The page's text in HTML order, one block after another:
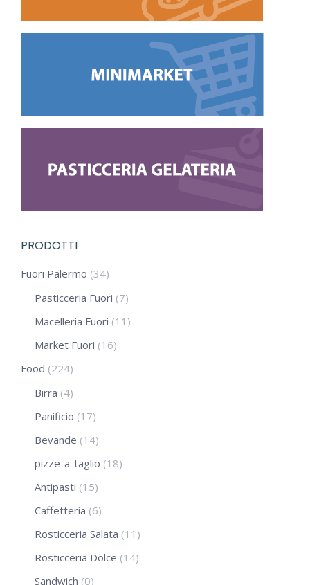
PRODOTTI
Fuori Palermo (34)
Pasticceria Fuori (7)
Macelleria Fuori (11)
Market Fuori (16)
Food (224)
Birra (4)
Panificio (17)
Bevande (14)
pizze-a-taglio (18)
Antipasti (15)
Caffetteria (6)
Rosticceria Salata (11)
Rosticceria Dolce (14)
Sandwich (0)